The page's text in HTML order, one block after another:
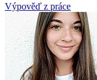
Výpověď z práce